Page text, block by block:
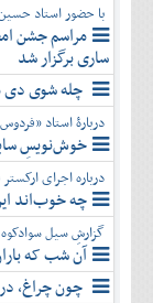
با حضور استاد حسین
مراسم جشن
ساری برگزار شد
چله شوی دی
دربارۀ استاد
خوش‌نویسِ
درباره اجرای
چه خوب‌اند
گزارشِ سیل سوادکوه
آن شب که
چون چراغ،